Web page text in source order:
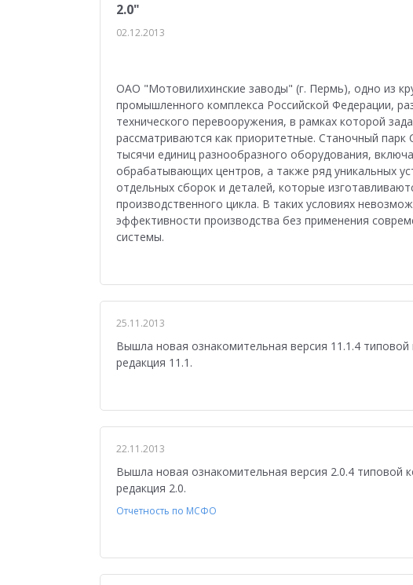
2.0"
02.12.2013
ОАО "Мотовилихинские заводы" (г. Пермь), одно из
промышленного комплекса Российской Федерации,
технического перевооружения, в рамках которой
рассматриваются как приоритетные. Станочный
тысячи единиц разнообразного оборудования,
обрабатывающих центров, а также ряд уникальных
отдельных сборок и деталей, которые
производственного цикла. В таких условиях
эффективности производства без применения
системы.
25.11.2013
Вышла новая ознакомительная версия 11.1.4
редакция 11.1.
22.11.2013
Вышла новая ознакомительная версия 2.0.4 типовой
редакция 2.0.
Отчетность по МСФО